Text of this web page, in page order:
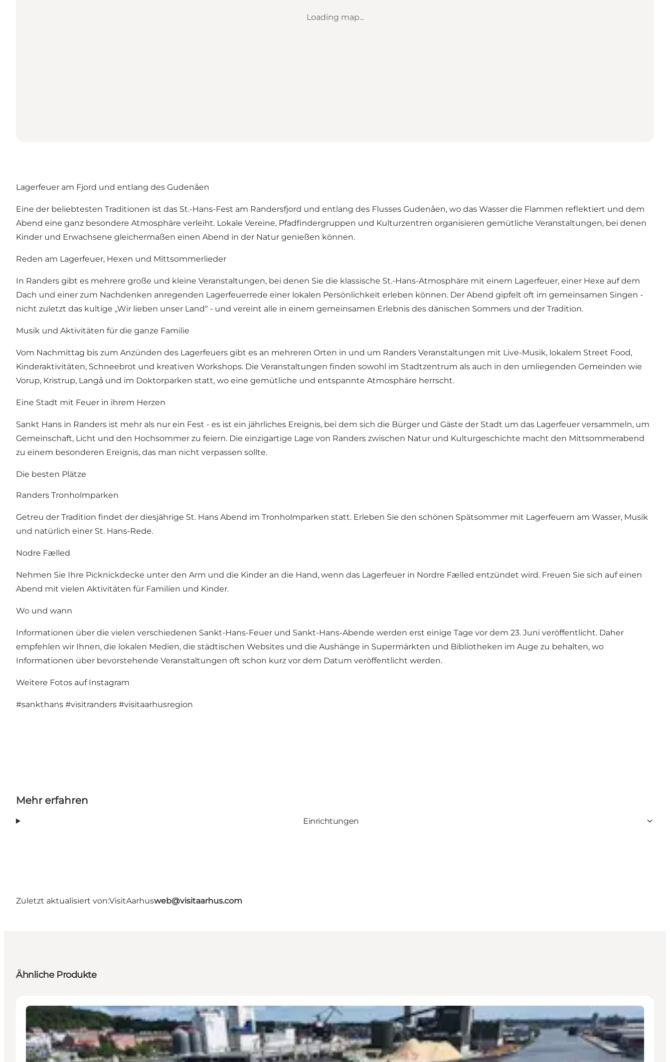
Loading map...
Lagerfeuer am Fjord und entlang des Gudenåen
Eine der beliebtesten Traditionen ist das St.-Hans-Fest am Randersfjord und entlang des Flusses Gudenåen, wo das Wasser die Flammen reflektiert und dem
Abend eine ganz besondere Atmosphäre verleiht. Lokale Vereine, Pfadfindergruppen und Kulturzentren organisieren gemütliche Veranstaltungen, bei denen
Kinder und Erwachsene gleichermaßen einen Abend in der Natur genießen können.
Reden am Lagerfeuer, Hexen und Mittsommerlieder
In Randers gibt es mehrere große und kleine Veranstaltungen, bei denen Sie die klassische St.-Hans-Atmosphäre mit einem Lagerfeuer, einer Hexe auf dem
Dach und einer zum Nachdenken anregenden Lagerfeuerrede einer lokalen Persönlichkeit erleben können. Der Abend gipfelt oft im gemeinsamen Singen -
nicht zuletzt das kultige „Wir lieben unser Land“ - und vereint alle in einem gemeinsamen Erlebnis des dänischen Sommers und der Tradition.
Musik und Aktivitäten für die ganze Familie
Vom Nachmittag bis zum Anzünden des Lagerfeuers gibt es an mehreren Orten in und um Randers Veranstaltungen mit Live-Musik, lokalem Street Food,
Kinderaktivitäten, Schneebrot und kreativen Workshops. Die Veranstaltungen finden sowohl im Stadtzentrum als auch in den umliegenden Gemeinden wie
Vorup, Kristrup, Langå und im Doktorparken statt, wo eine gemütliche und entspannte Atmosphäre herrscht.
Eine Stadt mit Feuer in ihrem Herzen
Sankt Hans in Randers ist mehr als nur ein Fest - es ist ein jährliches Ereignis, bei dem sich die Bürger und Gäste der Stadt um das Lagerfeuer versammeln, um
Gemeinschaft, Licht und den Hochsommer zu feiern. Die einzigartige Lage von Randers zwischen Natur und Kulturgeschichte macht den Mittsommerabend
zu einem besonderen Ereignis, das man nicht verpassen sollte.
Die besten Plätze
Randers Tronholmparken
Getreu der Tradition findet der diesjährige St. Hans Abend im Tronholmparken statt. Erleben Sie den schönen Spätsommer mit Lagerfeuern am Wasser, Musik
und natürlich einer St. Hans-Rede.
Nodre Fælled
Nehmen Sie Ihre Picknickdecke unter den Arm und die Kinder an die Hand, wenn das Lagerfeuer in Nordre Fælled entzündet wird. Freuen Sie sich auf einen
Abend mit vielen Aktivitäten für Familien und Kinder.
Wo und wann
Informationen über die vielen verschiedenen Sankt-Hans-Feuer und Sankt-Hans-Abende werden erst einige Tage vor dem 23. Juni veröffentlicht. Daher
empfehlen wir Ihnen, die lokalen Medien, die städtischen Websites und die Aushänge in Supermärkten und Bibliotheken im Auge zu behalten, wo
Informationen über bevorstehende Veranstaltungen oft schon kurz vor dem Datum veröffentlicht werden.
Weitere Fotos auf Instagram
#sankthans #visitranders #visitaarhusregion
Mehr erfahren
Einrichtungen
Zuletzt aktualisiert von:VisitAarhusweb@visitaarhus.com
Ähnliche Produkte
Attraktionen